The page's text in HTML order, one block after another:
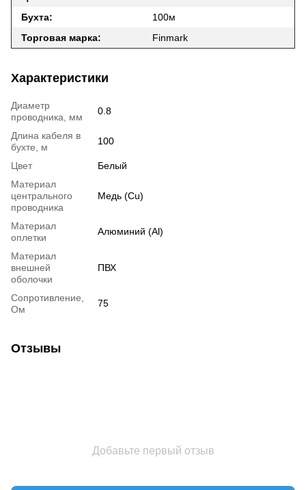
Бухта:
100м
Торговая марка:
Finmark
Характеристики
Диаметр
проводника, мм
0.8
Длина кабеля в
бухте, м
100
Цвет
Белый
Материал
центрального
проводника
Медь (Cu)
Материал
оплетки
Алюминий (Al)
Материал
внешней
оболочки
ПВХ
Сопротивление,
Ом
75
Отзывы
Добавьте первый отзыв